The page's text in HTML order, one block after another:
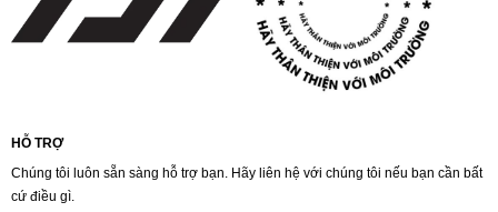
HỖ TRỢ
Chúng tôi luôn sẵn sàng hỗ trợ bạn. Hãy liên hệ với chúng tôi nếu bạn cần bất
cứ điều gì.